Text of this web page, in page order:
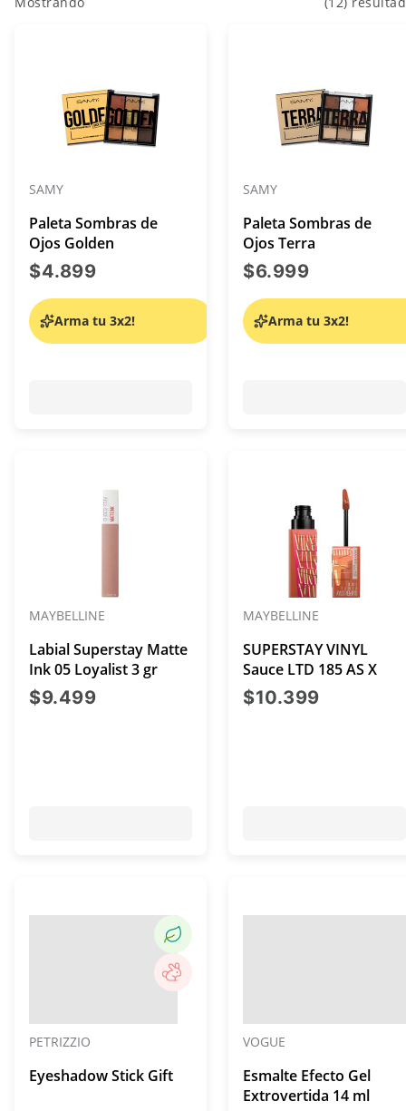
SAMY
Paleta Sombras de
Ojos Golden
$4.899precio actual $4.899
Arma tu 3x2!
SAMY
Paleta Sombras de
Ojos Terra
$6.999precio
Arma tu 3x2!
MAYBELLINE
Labial Superstay Matte
Ink 05 Loyalist 3 gr
$9.499precio actual $9.499
MAYBELLINE
SUPERSTAY VINYL
Sauce LTD 185 AS X
$10.399precio
PETRIZZIO
Eyeshadow Stick Gift
VOGUE
Esmalte Efecto Gel
Extrovertida 14 ml